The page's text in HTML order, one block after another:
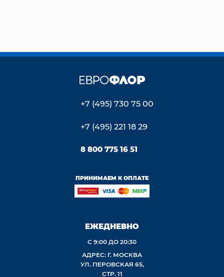
+7 (495) 730 75 00
+7 (495) 221 18 29
8 800 775 16 51
ПРИНИМАЕМ К ОПЛАТЕ
ЕЖЕДНЕВНО
С 9:00 ДО 20:30
АДРЕС: Г. МОСКВА
УЛ. ПЕРОВСКАЯ 65,
СТР. 11